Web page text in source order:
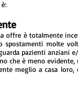
offre è totalmente
spostamenti molte
pazienti anziani
che è meno
meglio a casa